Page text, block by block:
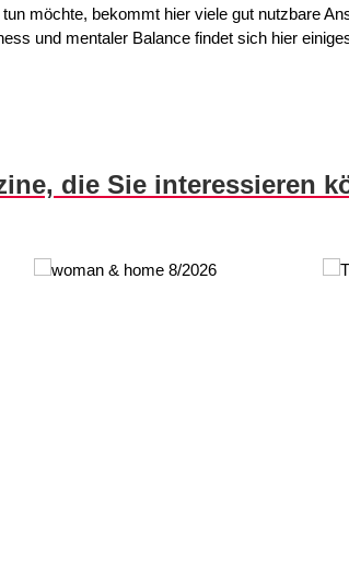
möchte, bekommt hier viele gut nutzbare
und mentaler Balance findet sich hier
die Sie interessieren